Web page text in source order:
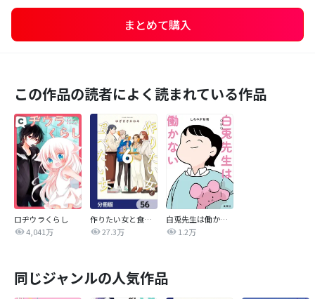
まとめて購入
この作品の読者によく読まれている作品
ロヂウラくらし
4,041万
作りたい女と食べたい女【分冊版】
27.3万
白兎先生は働かない【タテヨミ】
1.2万
同じジャンルの人気作品